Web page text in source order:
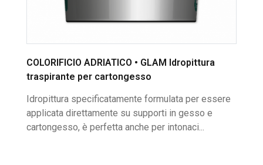
COLORIFICIO ADRIATICO • GLAM Idropittura
traspirante per cartongesso
Idropittura specificatamente formulata per essere
applicata direttamente su supporti in gesso e
cartongesso, è perfetta anche per intonaci...